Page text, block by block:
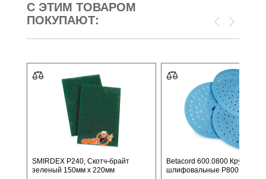
С ЭТИМ ТОВАРОМ
ПОКУПАЮТ:
SMIRDEX P240, Скотч-брайт
зеленый 150мм х 220мм
Betacord 600.0800 Круги
шлифовальные P800